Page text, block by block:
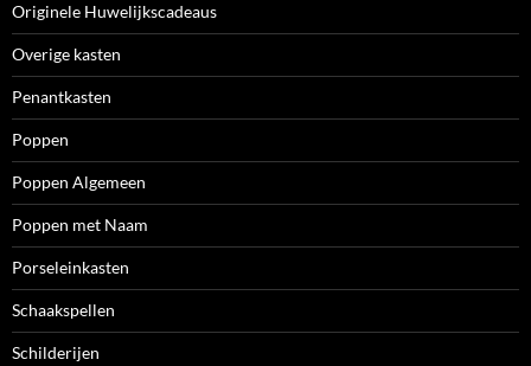
Originele Huwelijkscadeaus
Overige kasten
Penantkasten
Poppen
Poppen Algemeen
Poppen met Naam
Porseleinkasten
Schaakspellen
Schilderijen